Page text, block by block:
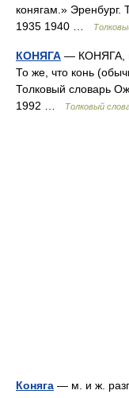
конягам.» Эренбург.
1935 1940 …
КОНЯГА — КОНЯГА,
То же, что конь
Толковый словарь
1992 …
Толковый
Коняга — м. и ж.